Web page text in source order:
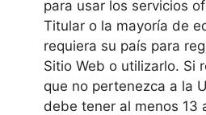
para usar los servicios
Titular o la mayoría de
requiera su país para
Sitio Web o utilizarlo. Si
que no pertenezca a la
debe tener al menos 13